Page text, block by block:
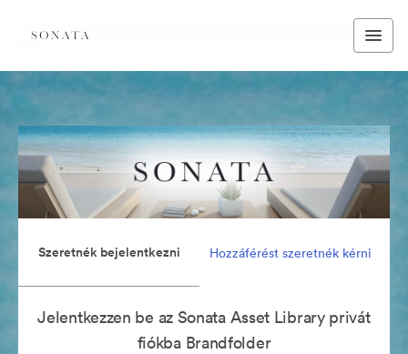
Szeretnék bejelentkezni Hozzáférést szeretnék kérni
Jelentkezzen be az Sonata Asset Library privát
fiókba Brandfolder